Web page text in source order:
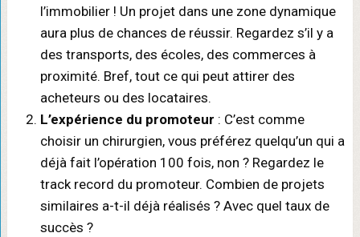
l’immobilier ! Un projet dans une zone dynamique
aura plus de chances de réussir. Regardez s’il y a
des transports, des écoles, des commerces à
proximité. Bref, tout ce qui peut attirer des
acheteurs ou des locataires.
L’expérience du promoteur : C’est comme
choisir un chirurgien, vous préférez quelqu’un qui a
déjà fait l’opération 100 fois, non ? Regardez le
track record du promoteur. Combien de projets
similaires a-t-il déjà réalisés ? Avec quel taux de
succès ?